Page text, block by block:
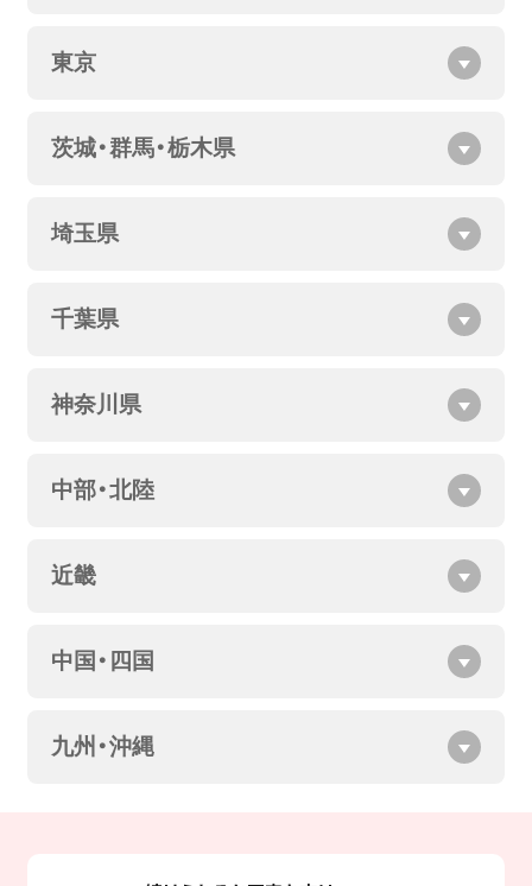
東京
茨城・群馬・栃木県
埼玉県
千葉県
神奈川県
中部・北陸
近畿
中国・四国
九州・沖縄